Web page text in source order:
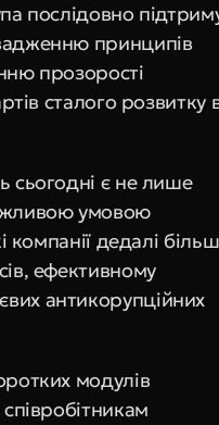
послідовно
принципів
прозорості
сталого розвитку
сьогодні є не лише
умовою
компанії дедалі
ефективному
антикорупційних
модулів